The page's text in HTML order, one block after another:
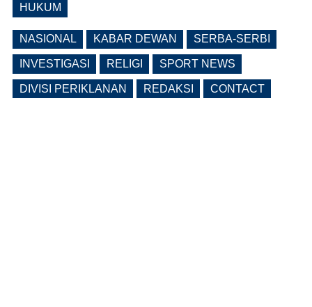
HUKUM
NASIONAL KABAR DEWAN SERBA-SERBI
INVESTIGASI RELIGI SPORT NEWS
DIVISI PERIKLANAN REDAKSI CONTACT